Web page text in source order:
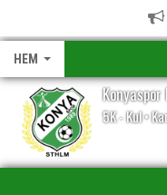
HEM
5K - Kul •